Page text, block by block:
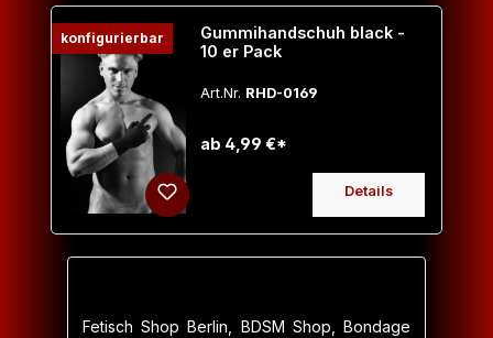
konfigurierbar
Gummihandschuh black -
10 er Pack
Art.Nr. RHD-0169
ab 4,99 €*
Details
Fetisch Shop Berlin, BDSM Shop, Bondage